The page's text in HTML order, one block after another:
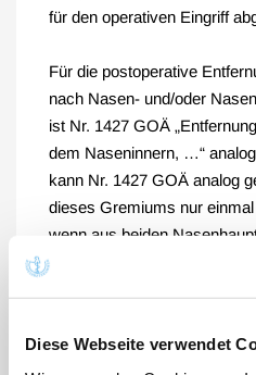
Diese Webseite verwendet
für den operativen Eingriff
Für die postoperative
nach Nasen- und/oder
ist Nr. 1427 GOÄ
dem Naseninnern, …“
kann Nr. 1427 GOÄ analog
dieses Gremiums nur
wenn aus beiden
entfernt werden.
Silikonfolien oder Splints ist
„Operativer Eingriff an der